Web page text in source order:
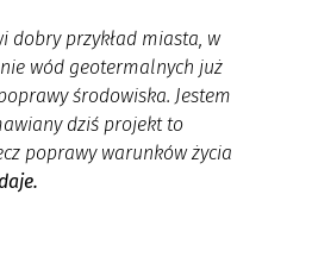
dobry przykład miasta, w
wód geotermalnych już
środowiska. Jestem
dziś projekt to
poprawy warunków życia
.